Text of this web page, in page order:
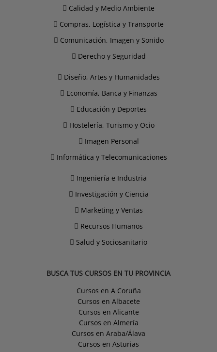
Calidad y Medio Ambiente
Compras, Logística y Transporte
Comunicación, Imagen y Sonido
Derecho y Seguridad
Diseño, Artes y Humanidades
Economía, Banca y Finanzas
Educación y Deportes
Hostelería, Turismo y Ocio
Imagen Personal
Informática y Telecomunicaciones
Ingeniería e Industria
Investigación y Ciencia
Marketing y Ventas
Recursos Humanos
Salud y Sociosanitario
BUSCA TUS CURSOS EN TU PROVINCIA
Cursos en A Coruña
Cursos en Albacete
Cursos en Alicante
Cursos en Almería
Cursos en Araba/Álava
Cursos en Asturias